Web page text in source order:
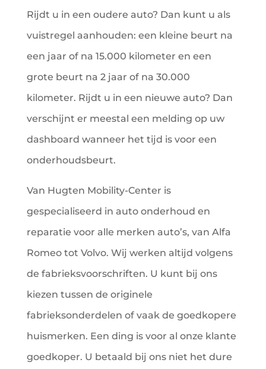
Rijdt u in een oudere auto? Dan kunt u als
vuistregel aanhouden: een kleine beurt na
een jaar of na 15.000 kilometer en een
grote beurt na 2 jaar of na 30.000
kilometer. Rijdt u in een nieuwe auto? Dan
verschijnt er meestal een melding op uw
dashboard wanneer het tijd is voor een
onderhoudsbeurt.
Van Hugten Mobility-Center is
gespecialiseerd in auto onderhoud en
reparatie voor alle merken auto’s, van Alfa
Romeo tot Volvo. Wij werken altijd volgens
de fabrieksvoorschriften. U kunt bij ons
kiezen tussen de originele
fabrieksonderdelen of vaak de goedkopere
huismerken. Een ding is voor al onze klante
goedkoper. U betaald bij ons niet het dure